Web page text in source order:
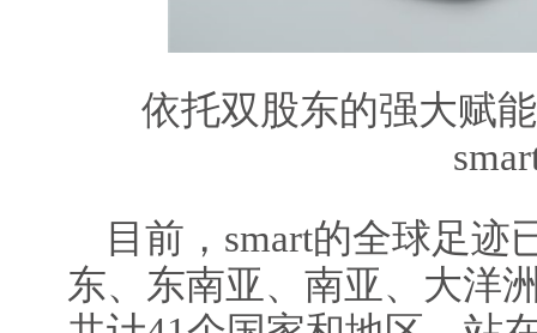
依托双股东的强大赋
目前，smart的全球足迹
东、东南亚、南亚、大洋